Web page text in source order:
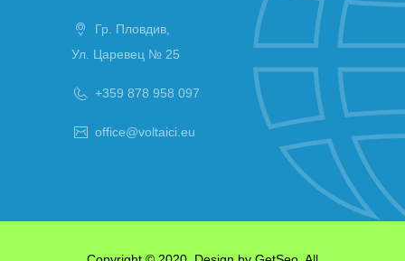
Гр. Пловдив,
Ул. Царевец № 25
+359 878 958 097
office@voltaici.eu